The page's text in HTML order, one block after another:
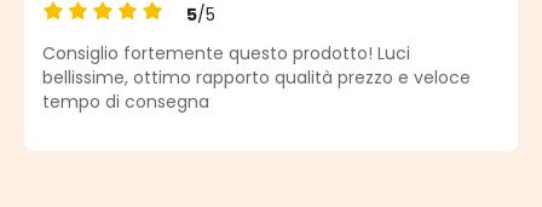
Note moyenne de 5 sur 5 étoiles
5/5
Consiglio fortemente questo prodotto! Luci
bellissime, ottimo rapporto qualità prezzo e veloce
tempo di consegna